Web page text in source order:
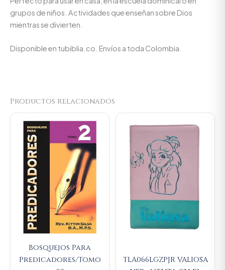
grupos de niños. Actividades que enseñan sobre Dios
mientras se divierten.
Disponible en tubiblia.co. Envíos a toda Colombia.
Productos relacionados
Bosquejos Para
Predicadores/Tomo
was:
$89.900.
Current
price
is:
$85.405.
TLA066LGZPJR VALIOSA
price
was:
$107.000.
Current
price
is: